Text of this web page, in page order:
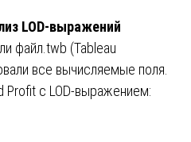
LOD-выражений
файл.twb (Tableau
все вычисляемые поля.
с LOD-выражением: